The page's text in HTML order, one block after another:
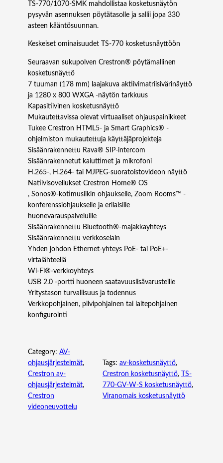
TS-770/1070-SMK mahdollistaa kosketusnäytön
pysyvän asennuksen pöytätasolle ja sallii jopa 330
asteen kääntösuunnan.
Keskeiset ominaisuudet TS-770 kosketusnäyttöön
Seuraavan sukupolven Crestron® pöytämallinen
kosketusnäyttö
7 tuuman (178 mm) laajakuva aktiivimatriisivärinäyttö
ja 1280 x 800 WXGA -näytön tarkkuus
Kapasitiivinen kosketusnäyttö
Mukautettavissa olevat virtuaaliset ohjauspainikkeet
Tukee Crestron HTML5- ja Smart Graphics® -
ohjelmiston mukautettuja käyttäjäprojekteja
Sisäänrakennettu Rava® SIP-intercom
Sisäänrakennetut kaiuttimet ja mikrofoni
H.265-, H.264- tai MJPEG-suoratoistovideon näyttö
Natiivisovellukset Crestron Home® OS
, Sonos®-kotimusiikin ohjaukselle, Zoom Rooms™ -
konferenssiohjaukselle ja erilaisille
huonevarauspalveluille
Sisäänrakennettu Bluetooth®-majakkayhteys
Sisäänrakennettu verkkoselain
Yhden johdon Ethernet-yhteys PoE- tai PoE+-
virtalähteellä
Wi‑Fi®-verkkoyhteys
USB 2.0 -portti huoneen saatavuuslisävarusteille
Yritystason turvallisuus ja todennus
Verkkopohjainen, pilvipohjainen tai laitepohjainen
konfigurointi
Category: AV-
ohjausjärjestelmät
Crestron av-
ohjausjärjestelmät
Crestron
videoneuvottelu
Tags: av-kosketusnäyttö ,
Crestron kosketusnäyttö,
TS-
770-GV-W-S kosketusnäyttö ,
Viranomais kosketusnäyttö